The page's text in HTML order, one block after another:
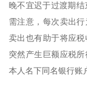
晚不宜迟于过渡期
需注意，每次卖出
卖出也有助于将应
突然产生巨额应税
本人名下同名银行账